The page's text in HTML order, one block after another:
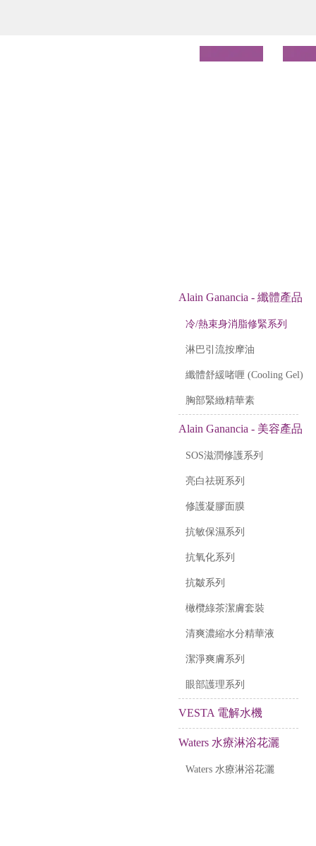
Alain Ganancia - 纖體產品
冷/熱束身消脂修緊系列
淋巴引流按摩油
纖體舒緩啫喱 (Cooling Gel)
胸部緊緻精華素
Alain Ganancia - 美容產品
SOS滋潤修護系列
亮白祛斑系列
修護凝膠面膜
抗敏保濕系列
抗氧化系列
抗皺系列
橄欖綠茶潔膚套裝
清爽濃縮水分精華液
潔淨爽膚系列
眼部護理系列
VESTA 電解水機
Waters 水療淋浴花灑
Waters 水療淋浴花灑